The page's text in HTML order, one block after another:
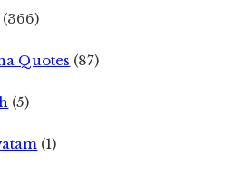
(366)
Quotes (87)
(5)
(1)